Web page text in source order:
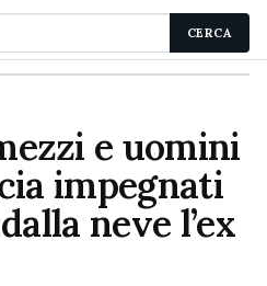
CERCA
e uomini
impegnati
neve l’ex